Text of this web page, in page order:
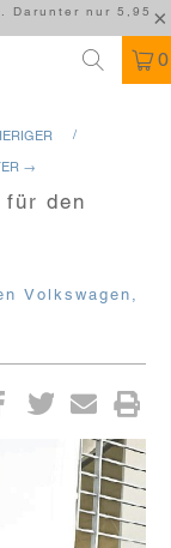
Darunter nur 5,95
0
/
→
für den
Volkswagen,